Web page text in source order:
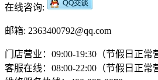
在线咨询:
邮箱: 2363400792@qq.com
门店营业：09:00-19:30（节假日正常
客服在线：08:00-22:00（节假日正常